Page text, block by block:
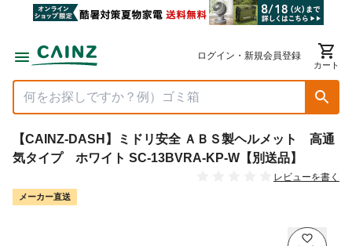
ログイン・新規会員登録
カート
【CAINZ-DASH】ミドリ安全 ＡＢＳ製ヘルメット 高通
気タイプ ホワイト SC-13BVRA-KP-W【別送品】
レビューを書く
メーカー直送